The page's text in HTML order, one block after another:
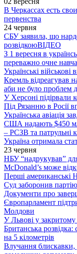
В Черкассах есть
первенства
24 червня
СБУ заявила, що
розвідкоюВІДЕО
З 1 вересня в
переважно очне
Українські
Кремль відреагував
аби не було проблем
У Херсоні підірвали
Під Рязанню в Росії
Українська авіація
США надають $450
– РСЗВ та патрульні
Україна отримала
23 червня
НБУ “надрукував”
McDonald’s може
Перші американські
Суд заборонив
Документи про
Європарламент
Молдови
У Львові у
Британська
на 5 кілометрів
Влучання блискавки,